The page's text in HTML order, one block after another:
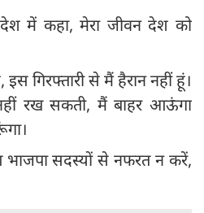
में कहा, मेरा जीवन देश को
गिरफ्तारी से मैं हैरान नहीं हूं।
रख सकती, मैं बाहर आऊंगा
भाजपा सदस्यों से नफरत न करें,